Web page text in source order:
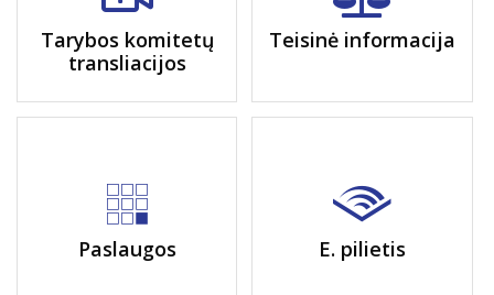
Tarybos komitetų
transliacijos
Teisinė informacija
Paslaugos E. pilietis